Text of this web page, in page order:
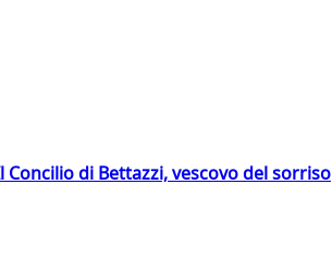
di Bettazzi, vescovo del sorriso